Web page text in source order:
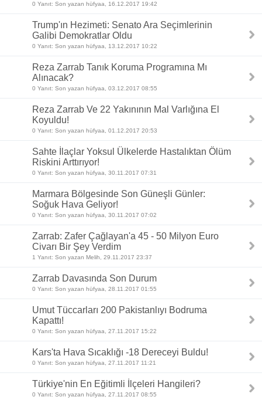
0 Yanıt: Son yazan hüfyaa, 16.12.2017 19:42
Trump'ın Hezimeti: Senato Ara Seçimlerinin
Galibi Demokratlar Oldu
0 Yanıt: Son yazan hüfyaa, 13.12.2017 10:22
Reza Zarrab Tanık Koruma Programına Mı
Alınacak?
0 Yanıt: Son yazan hüfyaa, 03.12.2017 08:55
Reza Zarrab Ve 22 Yakınının Mal Varlığına El
Koyuldu!
0 Yanıt: Son yazan hüfyaa, 01.12.2017 20:53
Sahte İlaçlar Yoksul Ülkelerde Hastalıktan Ölüm
Riskini Arttırıyor!
0 Yanıt: Son yazan hüfyaa, 30.11.2017 07:31
Marmara Bölgesinde Son Güneşli Günler:
Soğuk Hava Geliyor!
0 Yanıt: Son yazan hüfyaa, 30.11.2017 07:02
Zarrab: Zafer Çağlayan'a 45 - 50 Milyon Euro
Civarı Bir Şey Verdim
1 Yanıt: Son yazan Melih, 29.11.2017 23:37
Zarrab Davasında Son Durum
0 Yanıt: Son yazan hüfyaa, 28.11.2017 01:55
Umut Tüccarları 200 Pakistanlıyı Bodruma
Kapattı!
0 Yanıt: Son yazan hüfyaa, 27.11.2017 15:22
Kars'ta Hava Sıcaklığı -18 Dereceyi Buldu!
0 Yanıt: Son yazan hüfyaa, 27.11.2017 11:21
Türkiye'nin En Eğitimli İlçeleri Hangileri?
0 Yanıt: Son yazan hüfyaa, 27.11.2017 08:55